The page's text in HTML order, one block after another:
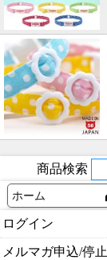
商品検索
ホーム
ログイン
メルマガ申込/停止